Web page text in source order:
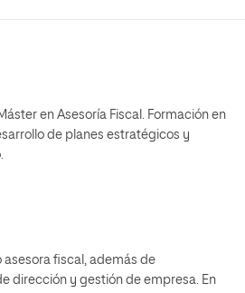
en Asesoría Fiscal. Formación en
de planes estratégicos y
asesora fiscal, además de
dirección y gestión de empresa. En